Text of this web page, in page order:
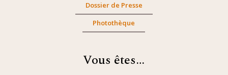
Dossier de Presse
Photothèque
Vous êtes…